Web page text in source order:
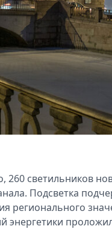
светильников
Подсветка
регионального
энергетики